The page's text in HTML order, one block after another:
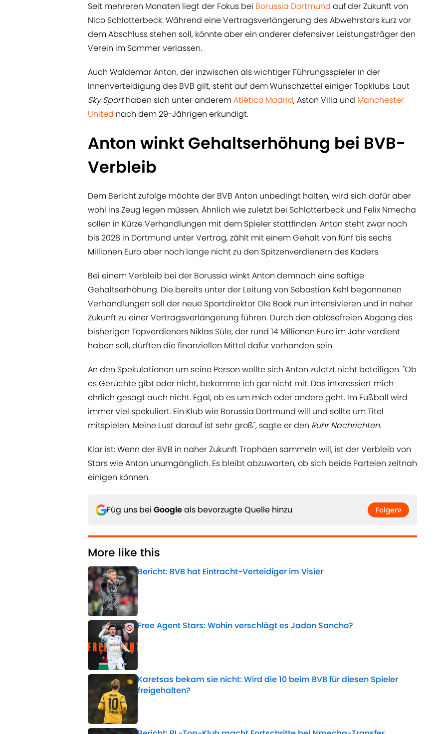
Seit mehreren Monaten liegt der Fokus bei Borussia Dortmund auf der Zukunft von
Nico Schlotterbeck. Während eine Vertragsverlängerung des Abwehrstars kurz vor
dem Abschluss stehen soll, könnte aber ein anderer defensiver Leistungsträger den
Verein im Sommer verlassen.
Auch Waldemar Anton, der inzwischen als wichtiger Führungsspieler in der
Innenverteidigung des BVB gilt, steht auf dem Wunschzettel einiger Topklubs. Laut
Sky Sporthaben sich unter anderemAtlético Madrid, Aston Villa und Manchester
United nach dem 29-Jährigen erkundigt.
Anton winkt Gehaltserhöhung bei BVB-
Verbleib
Dem Bericht zufolge möchte der BVB Anton unbedingt halten, wird sich dafür aber
wohl ins Zeug legen müssen. Ähnlich wie zuletzt bei Schlotterbeck und Felix Nmecha
sollen in Kürze Verhandlungen mit dem Spieler stattfinden. Anton steht zwar noch
bis 2028 in Dortmund unter Vertrag, zählt mit einem Gehalt von fünf bis sechs
Millionen Euro aber noch lange nicht zu den Spitzenverdienern des Kaders.
Bei einem Verbleib bei der Borussia winkt Anton demnach eine saftige
Gehaltserhöhung. Die bereits unter der Leitung von Sebastian Kehl begonnenen
Verhandlungen soll der neue Sportdirektor Ole Book nun intensivieren und in naher
Zukunft zu einer Vertragsverlängerung führen. Durch den ablösefreien Abgang des
bisherigen Topverdieners Niklas Süle, der rund 14 Millionen Euro im Jahr verdient
haben soll, dürften die finanziellen Mittel dafür vorhanden sein.
An den Spekulationen um seine Person wollte sich Anton zuletzt nicht beteiligen. "Ob
es Gerüchte gibt oder nicht, bekomme ich gar nicht mit. Das interessiert mich
ehrlich gesagt auch nicht. Egal, ob es um mich oder andere geht. Im Fußball wird
immer viel spekuliert. Ein Klub wie Borussia Dortmund will und sollte um Titel
mitspielen. Meine Lust darauf ist sehr groß", sagte er den Ruhr Nachrichten.
Klar ist: Wenn der BVB in naher Zukunft Trophäen sammeln will, ist der Verbleib von
Stars wie Anton unumgänglich. Es bleibt abzuwarten, ob sich beide Parteien zeitnah
einigen können.
Füg uns bei Googleals bevorzugte Quelle hinzu Folgen
More like this
Bericht: BVB hat Eintracht-Verteidiger im Visier
Free Agent Stars: Wohin verschlägt es Jadon Sancho?
Karetsas bekam sie nicht: Wird die 10 beim BVB für diesen Spieler
freigehalten?